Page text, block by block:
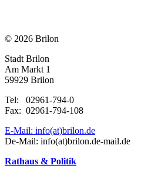
© 2026 Brilon
Stadt Brilon
Am Markt 1
59929 Brilon
Tel: 02961-794-0
Fax: 02961-794-108
E-Mail: info(at)brilon.de
De-Mail: info(at)brilon.de-mail.de
Rathaus & Politik